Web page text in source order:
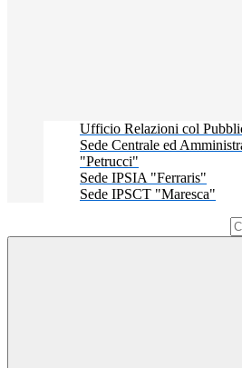
Ufficio Relazioni col
Sede Centrale ed
"Petrucci"
Sede IPSIA "Ferraris"
Sede IPSCT "Maresca"